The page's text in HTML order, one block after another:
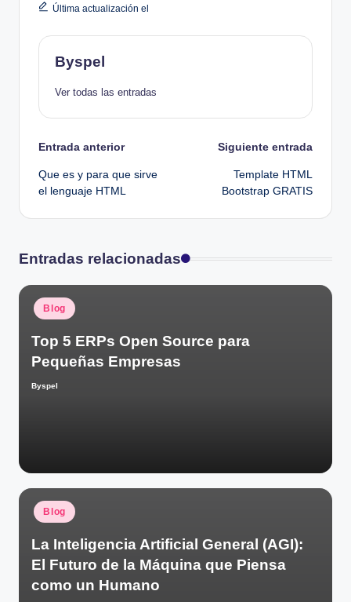
Última actualización el
Byspel
Ver todas las entradas
Navegación
de
entradas
Entrada anterior
Que es y para que sirve
el lenguaje HTML
Siguiente entrada
Template HTML
Bootstrap GRATIS
Entradas relacionadas
Publicado
en
Blog
Top 5 ERPs Open Source para
Pequeñas Empresas
Publicado
Byspel
Publicado
en
Blog
La Inteligencia Artificial General (AGI):
El Futuro de la Máquina que Piensa
como un Humano